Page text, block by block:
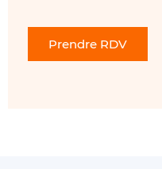
Prendre RDV